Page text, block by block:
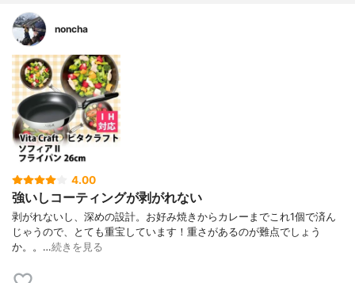
noncha
4.00
強いしコーティングが剥がれない
剥がれないし、深めの設計。お好み焼きからカレーまでこれ1個で済ん
じゃうので、とても重宝しています！重さがあるのが難点でしょう
か。。…続きを見る